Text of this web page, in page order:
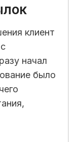
клиент
начал
было